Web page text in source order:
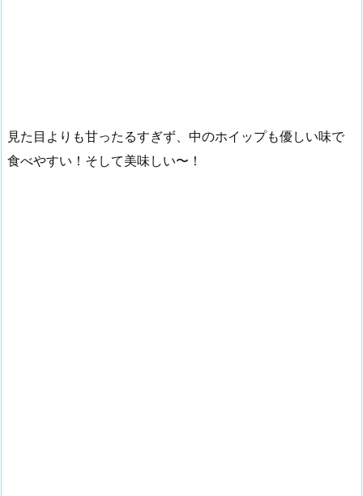
見た目よりも甘ったるすぎず、中のホイップも優しい味で
食べやすい！そして美味しい〜！